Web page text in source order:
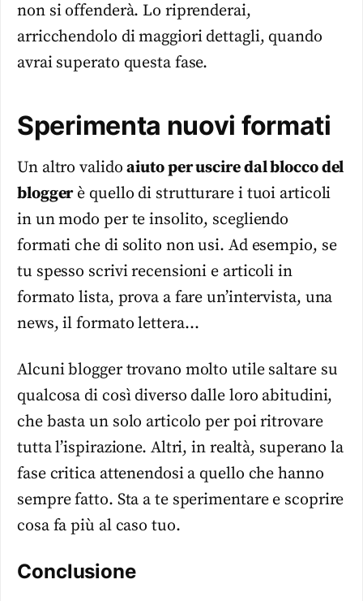
non si offenderà. Lo riprenderai,
arricchendolo di maggiori dettagli, quando
avrai superato questa fase.
Sperimenta nuovi formati
Un altro validoaiuto per uscire dal blocco del
bloggerè quello di strutturare i tuoi articoli
in un modo per te insolito, scegliendo
formati che di solito non usi. Ad esempio, se
tu spesso scrivi recensioni e articoli in
formato lista, prova a fare un’intervista, una
news, il formato lettera…
Alcuni blogger trovano molto utile saltare su
qualcosa di così diverso dalle loro abitudini,
che basta un solo articolo per poi ritrovare
tutta l’ispirazione. Altri, in realtà, superano la
fase critica attenendosi a quello che hanno
sempre fatto. Sta a te sperimentare e scoprire
cosa fa più al caso tuo.
Conclusione